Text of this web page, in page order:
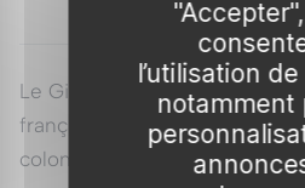
Le Ginkgo biloba 'Fastigiata
française mâle de l'arbre aux
colonnaire dense et régulier,
l’utilisation
notamment